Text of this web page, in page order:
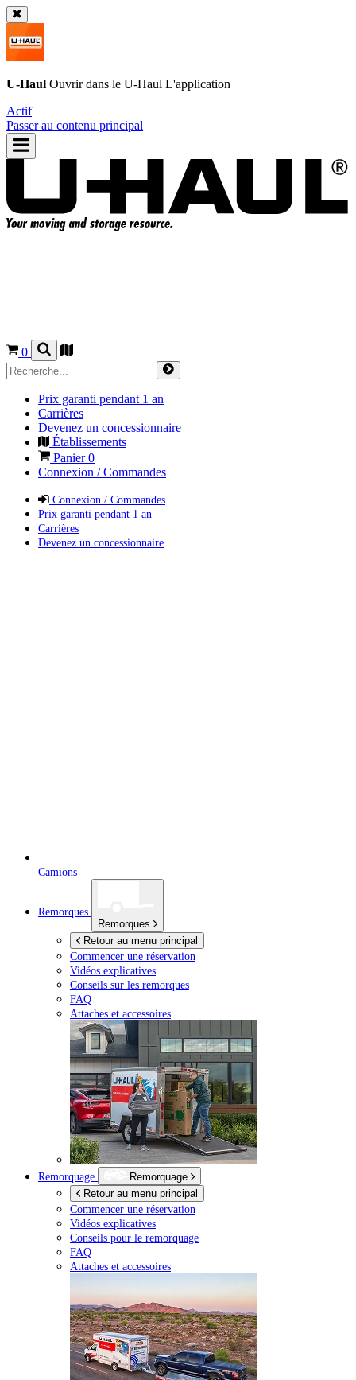
U-Haul Ouvrir dans le U-Haul L'application
Actif
Passer au contenu principal
0
Prix garanti pendant 1 an
Carrières
Devenez un concessionnaire
Établissements
Panier0
Connexion / Commandes
Connexion / Commandes
Prix garanti pendant 1 an
Carrières
Devenez un concessionnaire
Camions
Remorques
Remorques
Retour au menu principal
Commencer une réservation
Vidéos explicatives
Conseils sur les remorques
FAQ
Attaches et accessoires
Remorquage
Remorquage
Retour au menu principal
Commencer une réservation
Vidéos explicatives
Conseils pour le remorquage
FAQ
Attaches et accessoires